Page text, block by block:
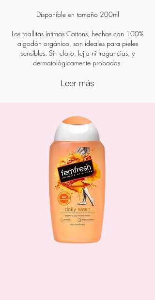
Disponible en tamaño 200ml
Las toallitas íntimas Cottons, hechas con 100%
algodón orgánico, son ideales para pieles
sensibles. Sin cloro, lejía ni fragancias, y
dermatológicamente probadas.
Leer más